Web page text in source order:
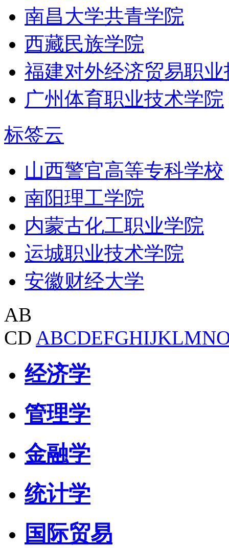
南昌大学共青学院
西藏民族学院
福建对外经济贸易职
广州体育职业技术学院
标签云
山西警官高等专科学校
南阳理工学院
内蒙古化工职业学院
运城职业技术学院
安徽财经大学
AB
CD ABCDEFGHIJKLMN
经济学
管理学
金融学
统计学
国际贸易